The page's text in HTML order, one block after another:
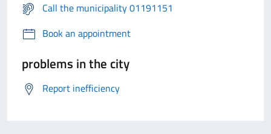
Call the municipality 01191151
Book an appointment
problems in the city
Report inefficiency